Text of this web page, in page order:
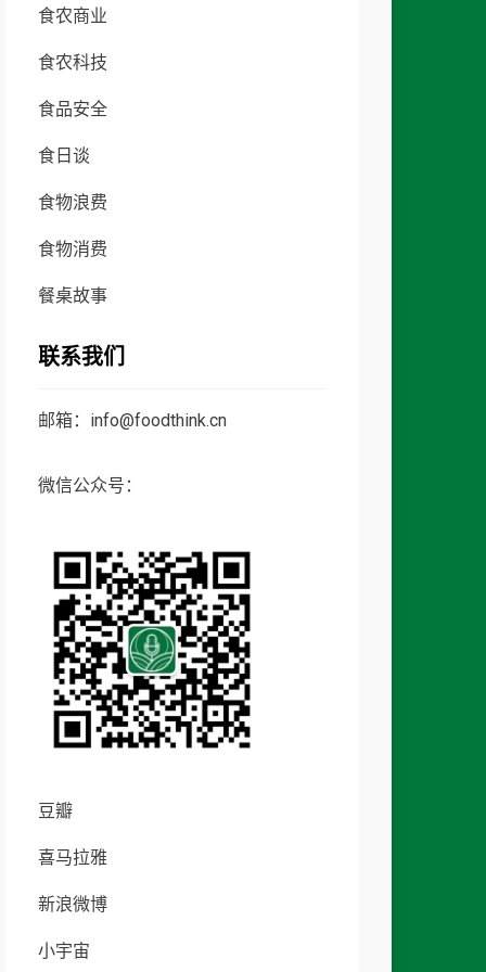
食农商业
食农科技
食品安全
食日谈
食物浪费
食物消费
餐桌故事
联系我们
邮箱：info@foodthink.cn
微信公众号：
豆瓣
喜马拉雅
新浪微博
小宇宙